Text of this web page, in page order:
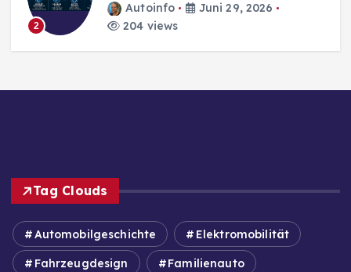
2
Autoinfo
Juni 29, 2026
204 views
Tag Clouds
Automobilgeschichte Elektromobilität
Fahrzeugdesign Familienauto